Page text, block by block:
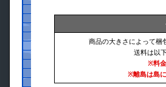
商品の大きさによって梱
送料は以
※料
※離島は島